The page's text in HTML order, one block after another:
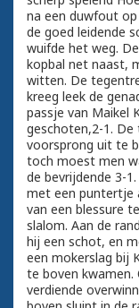
na een duwfout
de goed leidende
wuifde het weg.
kopbal net naast,
witten. De
kreeg leek de
passje van Maikel
geschoten,2-1. De
voorsprong uit te
toch moest men
de bevrijdende 3-
met een puntertje
van een blessure
slalom. Aan de
hij een schot, en
een mokerslag bij
te boven kwamen.
verdiende